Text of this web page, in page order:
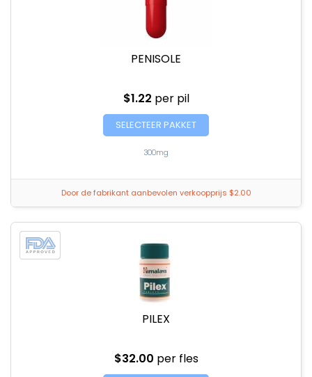
PENISOLE
$1.22 per pil
SELECTEER PAKKET
300mg
Door de fabrikant aanbevolen verkoopprijs $2.00
PILEX
$32.00 per fles